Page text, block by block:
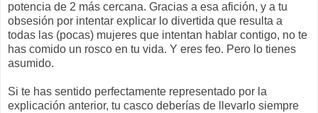
potencia de 2 más cercana. Gracias a esa afición, y a tu
obsesión por intentar explicar lo divertida que resulta a
todas las (pocas) mujeres que intentan hablar contigo, no te
has comido un rosco en tu vida. Y eres feo. Pero lo tienes
asumido.
Si te has sentido perfectamente representado por la
explicación anterior, tu casco deberías de llevarlo siempre